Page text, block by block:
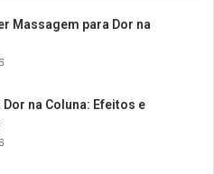
Massagem para Dor na
Dor na Coluna: Efeitos e